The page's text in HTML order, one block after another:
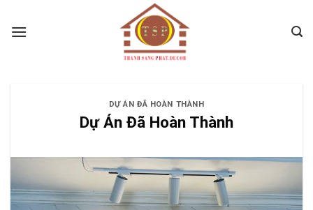
DỰ ÁN ĐÃ HOÀN THÀNH
Dự Án Đã Hoàn Thành